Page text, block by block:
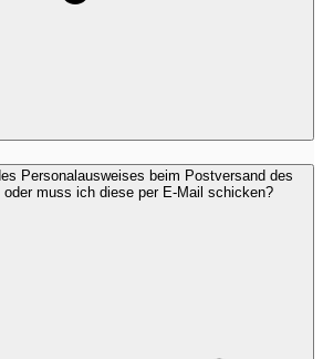
Personalausweises beim Postversand des
muss ich diese per E-Mail schicken?